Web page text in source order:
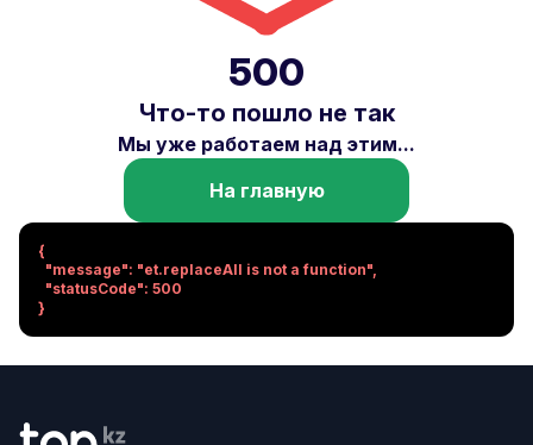
500
Что-то пошло не так
Мы уже работаем над этим...
На главную
{
}